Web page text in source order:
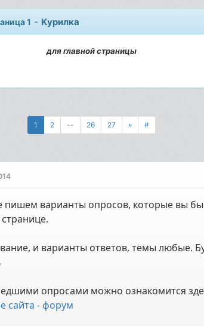
1 - Kурилка
для главной страницы
1 2 -- 26 27 » #
пишем варианты опросов, которые вы бы
и варианты ответов, темы любые.
опросами можно ознакомится
сайта - форум